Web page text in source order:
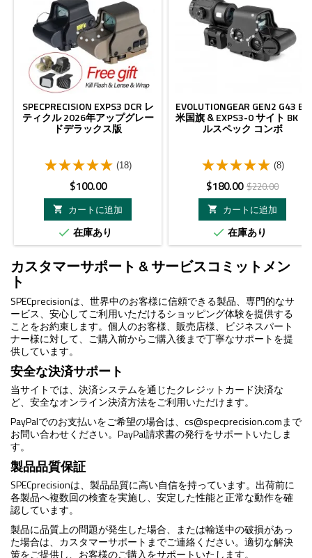
SPECPRECISION EXPS3 DCR レ
ティクル 2026年アップグレー
ドデラックス版
(18)
価
格
$100.00

カートに追加
 在庫あり
EVOLUTIONGEAR GEN2 G43 BK
米国旗 & EXPS3-0 サイト BK ミ
ルスペック コンボ
(8)
価
格
$180.00 ベ
ー
ス
価
格
$220.00

カートに追加
 在庫あり
カスタマーサポート & サービスコミットメン
ト
SPECprecisionは、世界中のお客様に信頼できる製品、専門的なサ
ービス、安心してご利用いただけるショッピング体験を提供する
ことをお約束します。個人のお客様、販売店様、ビジネスパート
ナー様に対して、ご購入前からご購入後まで丁寧なサポートを提
供しています。
安全な決済サポート
当サイトでは、決済システムを通じたクレジットカード決済な
ど、安全なオンライン決済方法をご利用いただけます。
PayPalでのお支払いをご希望の場合は、 cs@specprecision.comまで
お問い合わせください。PayPal請求書の発行をサポートいたしま
す。
製品品質保証
SPECprecisionは、製品品質に高い自信を持っています。出荷前に
各製品へ複数回の検査を実施し、安定した性能と正常な動作を確
認しています。
製品に品質上の問題が発生した場合、または輸送中の破損があっ
た場合は、カスタマーサポートまでご連絡ください。適切な解決
策をご提供し、お客様のご購入をサポートいたします。